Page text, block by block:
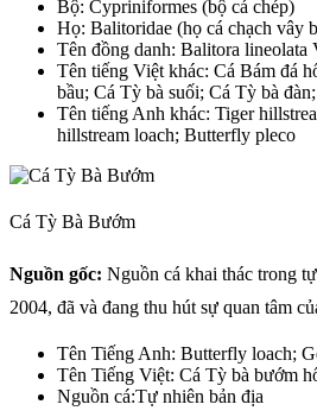
Bộ: Cypriniformes (bộ cá chép)
Họ: Balitoridae (họ cá chạch vây
Tên đồng danh: Balitora lineolata
Tên tiếng Việt khác: Cá Bám đá
bầu; Cá Tỳ bà suối; Cá Tỳ bà
Tên tiếng Anh khác: Tiger
hillstream loach; Butterfly pleco
Cá Tỳ Bà Bướm
Nguồn gốc: Nguồn cá khai thác trong
2004, đã và đang thu hút sự quan tâm
Tên Tiếng Anh: Butterfly loach;
Tên Tiếng Việt: Cá Tỳ bà bướm
Nguồn cá:Tự nhiên bản địa